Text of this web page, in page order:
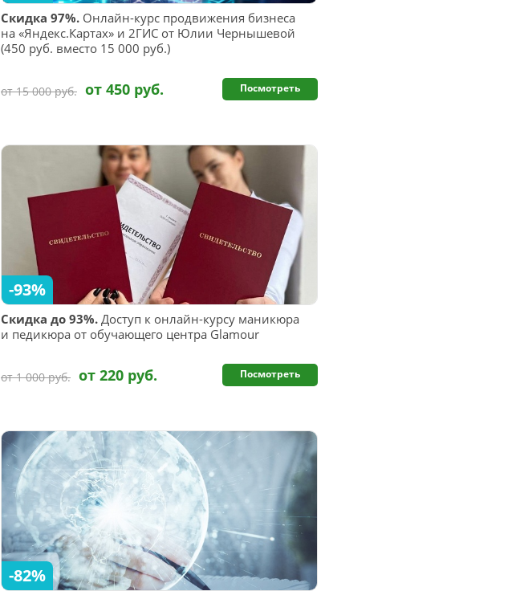
Скидка 97%. Онлайн-курс продвижения бизнеса
на «Яндекс.Картах» и 2ГИС от Юлии Чернышевой
(450 руб. вместо 15 000 руб.)
от 15 000 руб. от 450 руб. Посмотреть
Скидка до 93%. Доступ к онлайн-курсу маникюра
и педикюра от обучающего центра Glamour
-93%
от 1 000 руб. от 220 руб. Посмотреть
-82%